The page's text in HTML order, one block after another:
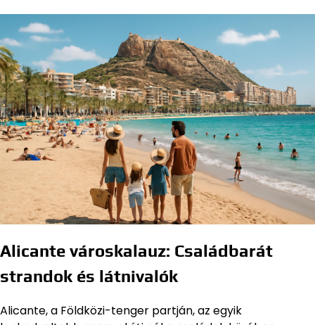
Alicante városkalauz: Családbarát
strandok és látnivalók
Alicante, a Földközi-tenger partján, az egyik